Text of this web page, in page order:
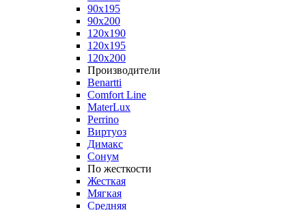
90x195
90x200
120x190
120x195
120x200
Производители
Benartti
Comfort Line
MaterLux
Perrino
Виртуоз
Димакс
Сонум
По жесткости
Жесткая
Мягкая
Средняя